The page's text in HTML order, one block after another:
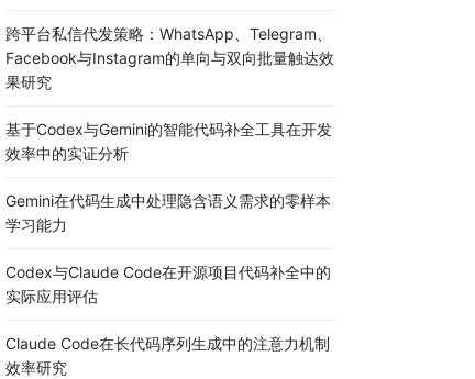
跨平台私信代发策略：WhatsApp、Telegram、
Facebook与Instagram的单向与双向批量触达效
果研究
基于Codex与Gemini的智能代码补全工具在开发
效率中的实证分析
Gemini在代码生成中处理隐含语义需求的零样本
学习能力
Codex与Claude Code在开源项目代码补全中的
实际应用评估
Claude Code在长代码序列生成中的注意力机制
效率研究